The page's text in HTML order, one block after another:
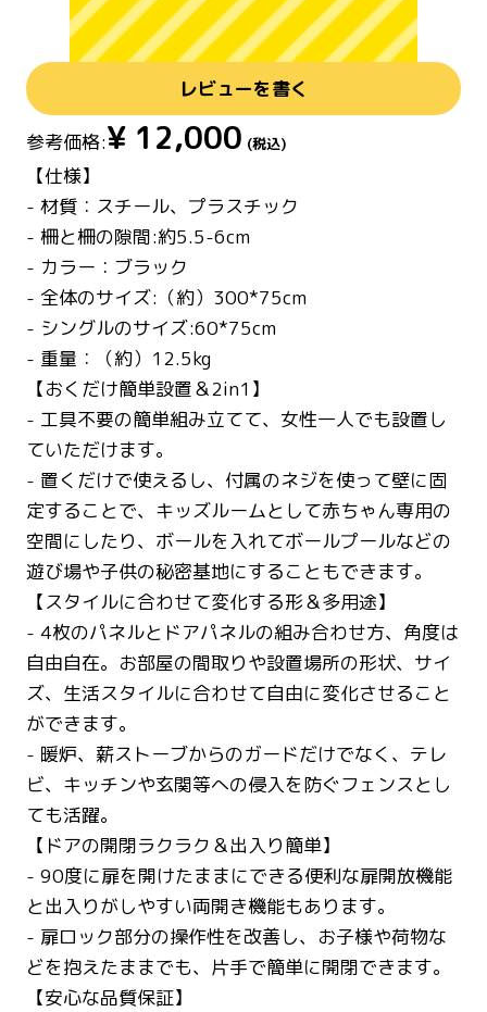
レビューを書く
参考価格:¥ 12,000 (税込)
【仕様】
- 材質：スチール、プラスチック
- 柵と柵の隙間:約5.5-6cm
- カラー：ブラック
- 全体のサイズ:（約）300*75cm
- シングルのサイズ:60*75cm
- 重量：（約）12.5kg
【おくだけ簡単設置＆2in1】
- 工具不要の簡単組み立てて、女性一人でも設置し
ていただけます。
- 置くだけで使えるし、付属のネジを使って壁に固
定することで、キッズルームとして赤ちゃん専用の
空間にしたり、ボールを入れてボールプールなどの
遊び場や子供の秘密基地にすることもできます。
【スタイルに合わせて変化する形＆多用途】
- 4枚のパネルとドアパネルの組み合わせ方、角度は
自由自在。お部屋の間取りや設置場所の形状、サイ
ズ、生活スタイルに合わせて自由に変化させること
ができます。
- 暖炉、薪ストーブからのガードだけでなく、テレ
ビ、キッチンや玄関等への侵入を防ぐフェンスとし
ても活躍。
【ドアの開閉ラクラク＆出入り簡単】
- 90度に扉を開けたままにできる便利な扉開放機能
と出入りがしやすい両開き機能もあります。
- 扉ロック部分の操作性を改善し、お子様や荷物な
どを抱えたままでも、片手で簡単に開閉できます。
【安心な品質保証】